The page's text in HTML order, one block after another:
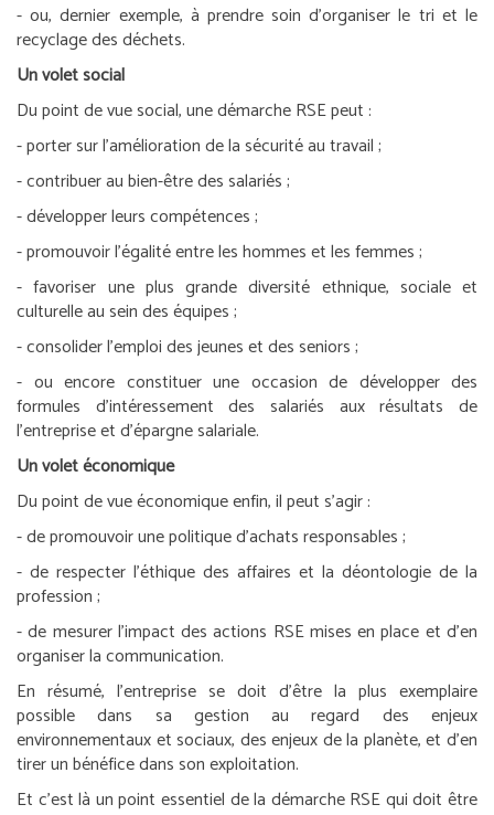
- ou, dernier exemple, à prendre soin d’organiser le tri et le
recyclage des déchets.
Un volet social
Du point de vue social, une démarche RSE peut :
- porter sur l’amélioration de la sécurité au travail ;
- contribuer au bien-être des salariés ;
- développer leurs compétences ;
- promouvoir l’égalité entre les hommes et les femmes ;
- favoriser une plus grande diversité ethnique, sociale et
culturelle au sein des équipes ;
- consolider l’emploi des jeunes et des seniors ;
- ou encore constituer une occasion de développer des
formules d’intéressement des salariés aux résultats de
l’entreprise et d’épargne salariale.
Un volet économique
Du point de vue économique enfin, il peut s’agir :
- de promouvoir une politique d’achats responsables ;
- de respecter l’éthique des affaires et la déontologie de la
profession ;
- de mesurer l’impact des actions RSE mises en place et d’en
organiser la communication.
En résumé, l’entreprise se doit d’être la plus exemplaire
possible dans sa gestion au regard des enjeux
environnementaux et sociaux, des enjeux de la planète, et d’en
tirer un bénéfice dans son exploitation.
Et c’est là un point essentiel de la démarche RSE qui doit être